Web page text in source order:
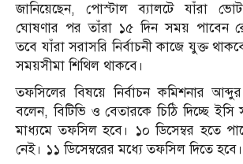
জানিয়েছেন, পোস্টাল ব্যালটে যাঁরা
ঘোষণার পর তাঁরা ১৫ দিন সময় পাবেন
তবে যাঁরা সরাসরি নির্বাচনী কাজে যুক্ত
সময়সীমা শিথিল থাকবে।
তফসিলের বিষয়ে নির্বাচন কমিশনার
বলেন, বিটিভি ও বেতারকে চিঠি দিচ্ছে
মাধ্যমে তফসিল হবে। ১০ ডিসেম্বর হতে
নেই। ১১ ডিসেম্বরের মধ্যে তফসিল দিতে হবে।